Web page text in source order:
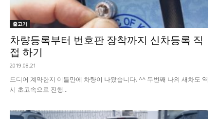
출고기
차량등록부터 번호판 장착까지 신차등록 직
접 하기
2019.08.21
드디어 계약한지 이틀만에 차량이 나왔습니다. ^^ 두번째 나의 새차도 역
시 초고속으로 진행...